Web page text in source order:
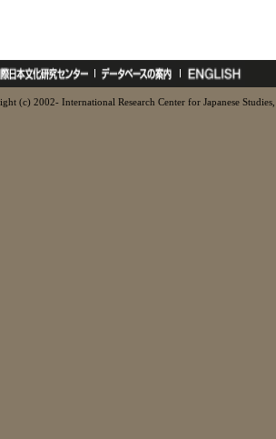
(c) 2002- International Research Center for Japanese